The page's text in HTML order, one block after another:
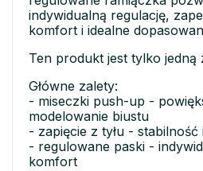
indywidualną regulację,
komfort i idealne
Ten produkt jest tylko jedną
Główne zalety:
- miseczki push-up -
modelowanie biustu
- zapięcie z tyłu - stabilność
- regulowane paski -
komfort